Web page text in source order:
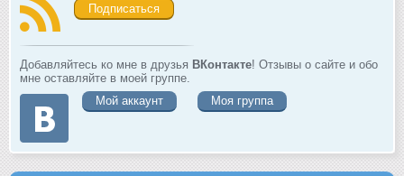
Подписаться
Добавляйтесь ко мне в друзья ВКонтакте! Отзывы о сайте и обо
мне оставляйте в моей группе.
Мой аккаунт
Моя группа